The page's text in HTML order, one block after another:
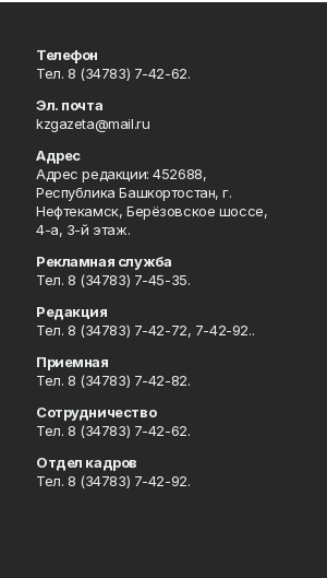
Телефон
Тел. 8 (34783) 7-42-62.
Эл. почта
kzgazeta@mail.ru
Адрес
Адрес редакции: 452688,
Республика Башкортостан, г.
Нефтекамск, Берёзовское шоссе,
4-а, 3-й этаж.
Рекламная служба
Тел. 8 (34783) 7-45-35.
Редакция
Тел. 8 (34783) 7-42-72, 7-42-92..
Приемная
Тел. 8 (34783) 7-42-82.
Сотрудничество
Тел. 8 (34783) 7-42-62.
Отдел кадров
Тел. 8 (34783) 7-42-92.